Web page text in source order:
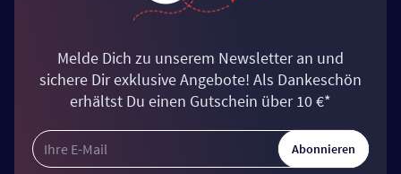
Melde Dich zu unserem Newsletter an und
sichere Dir exklusive Angebote! Als Dankeschön
erhältst Du einen Gutschein über 10 €*
Abonnieren